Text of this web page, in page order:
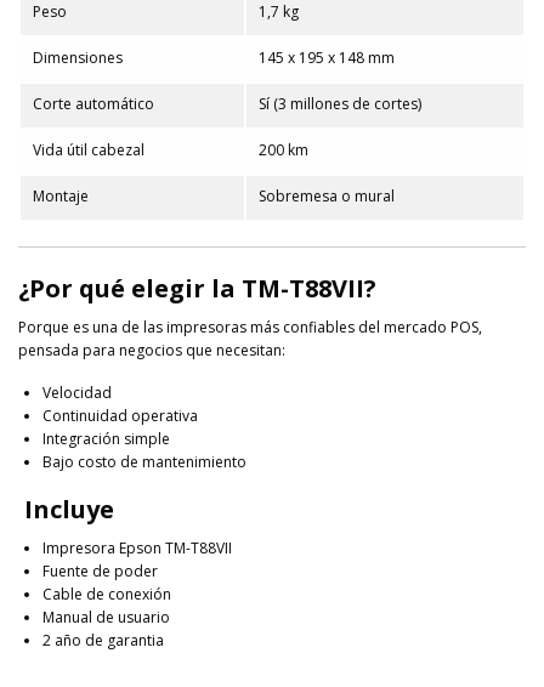
Peso 1,7 kg
Dimensiones 145 x 195 x 148 mm
Corte automático Sí (3 millones de cortes)
Vida útil cabezal 200 km
Montaje Sobremesa o mural
¿Por qué elegir la TM-T88VII?
Porque es una de las impresoras más confiables del mercado POS,
pensada para negocios que necesitan:
Velocidad
Continuidad operativa
Integración simple
Bajo costo de mantenimiento
Incluye
Impresora Epson TM-T88VII
Fuente de poder
Cable de conexión
Manual de usuario
2 año de garantia